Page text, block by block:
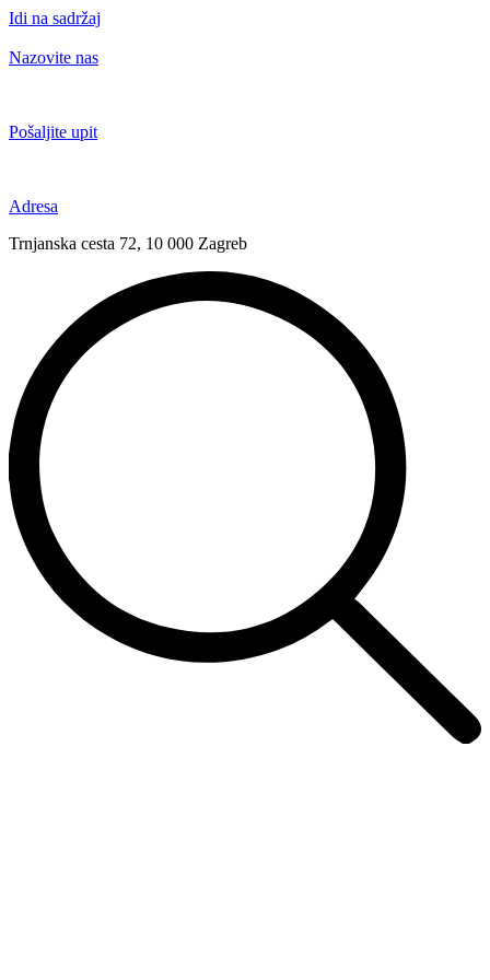
Idi na sadržaj
Nazovite nas
Pošaljite upit
Adresa
Trnjanska cesta 72, 10 000 Zagreb